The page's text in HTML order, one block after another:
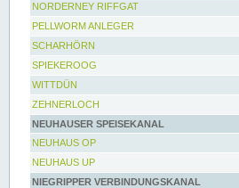
NORDERNEY RIFFGAT
PELLWORM ANLEGER
SCHARHÖRN
SPIEKEROOG
WITTDÜN
ZEHNERLOCH
NEUHAUSER SPEISEKANAL
NEUHAUS OP
NEUHAUS UP
NIEGRIPPER VERBINDUNGSKANAL